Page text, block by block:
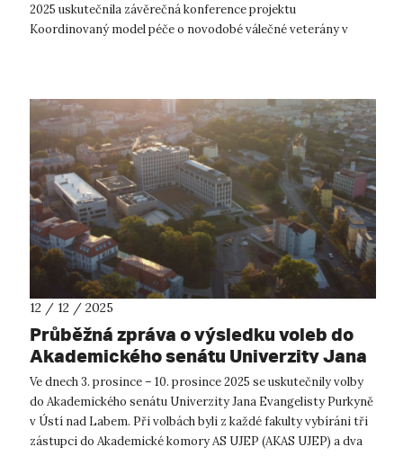
2025 uskutečnila závěrečná konference projektu
Koordinovaný model péče o novodobé válečné veterány v
12 / 12 / 2025
Průběžná zpráva o výsledku voleb do
Akademického senátu Univerzity Jana
Evangelisty Purkyně v Ústí nad Labem
Ve dnech 3. prosince – 10. prosince 2025 se uskutečnily volby
do Akademického senátu Univerzity Jana Evangelisty Purkyně
v Ústí nad Labem. Při volbách byli z každé fakulty vybíráni tři
zástupci do Akademické komory AS UJEP (AKAS UJEP) a dva